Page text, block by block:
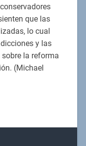
que las
lo cual
y las
la reforma
(Michael